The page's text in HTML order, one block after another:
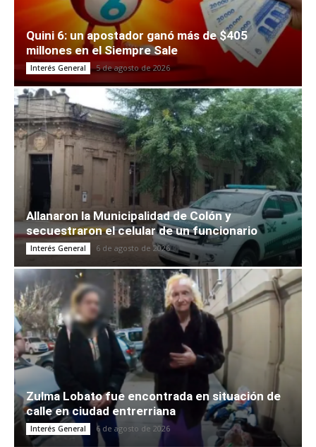
Quini 6: un apostador ganó más de $405
millones en el Siempre Sale
Interés General 5 de agosto de 2026
Allanaron la Municipalidad de Colón y
secuestraron el celular de un funcionario
Interés General 6 de agosto de 2026
Zulma Lobato fue encontrada en situación de
calle en ciudad entrerriana
Interés General 6 de agosto de 2026